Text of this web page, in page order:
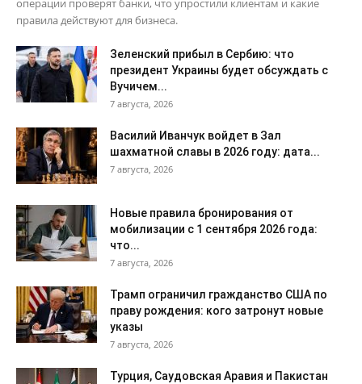
операции проверят банки, что упростили клиентам и какие
правила действуют для бизнеса.
Зеленский прибыл в Сербию: что
президент Украины будет обсуждать с
Вучичем...
7 августа, 2026
Василий Иванчук войдет в Зал
шахматной славы в 2026 году: дата...
7 августа, 2026
Новые правила бронирования от
мобилизации с 1 сентября 2026 года:
что...
7 августа, 2026
Трамп ограничил гражданство США по
праву рождения: кого затронут новые
указы
7 августа, 2026
Турция, Саудовская Аравия и Пакистан